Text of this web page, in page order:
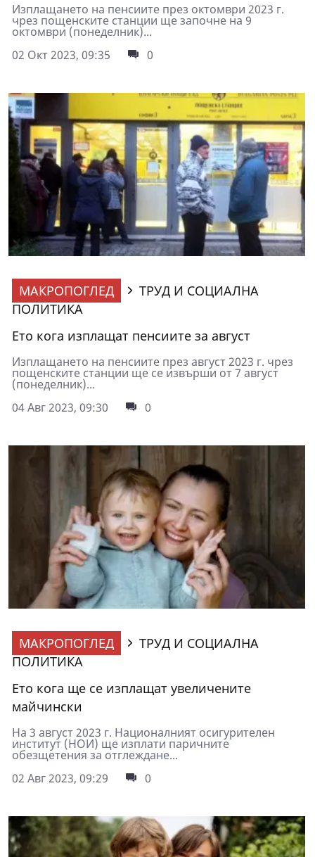
Изплащането на пенсиите през октомври 2023 г.
чрез пощенските станции ще започне на 9
октомври (понеделник)...
02 Окт 2023, 09:35
0
МАКРОПОГЛЕД
ТРУД И СОЦИАЛНА
ПОЛИТИКА
Ето кога изплащат пенсиите за август
Изплащането на пенсиите през август 2023 г. чрез
пощенските станции ще се извърши от 7 август
(понеделник)...
04 Авг 2023, 09:30
0
МАКРОПОГЛЕД
ТРУД И СОЦИАЛНА
ПОЛИТИКА
Ето кога ще се изплащат увеличените
майчински
На 3 август 2023 г. Националният осигурителен
институт (НОИ) ще изплати паричните
обезщетения за отглеждане...
02 Авг 2023, 09:29
0